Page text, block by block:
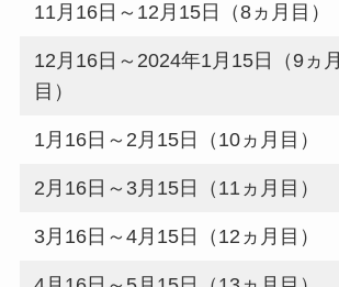
11月16日～12月15日（8ヵ月目）
12月16日～2024年1月15日（9ヵ月
目）
1月16日～2月15日（10ヵ月目）
2月16日～3月15日（11ヵ月目）
3月16日～4月15日（12ヵ月目）